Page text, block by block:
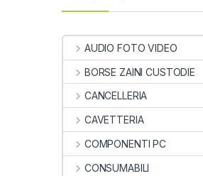
AUDIO FOTO VIDEO
BORSE ZAINI CUSTODIE
CANCELLERIA
CAVETTERIA
COMPONENTI PC
CONSUMABILI